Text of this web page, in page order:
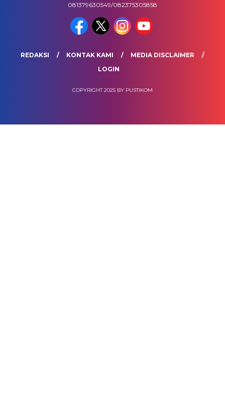
081379630549/082375305858
REDAKSI KONTAK KAMI
MEDIA DISCLAIMER
LOGIN
COPYRIGHT 2025 BY PUSTIKOM